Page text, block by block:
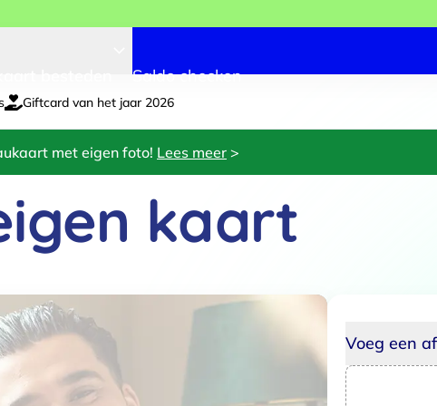
Saldo checken
Giftcard van het jaar 2026
met eigen foto! Lees meer >
kaart
3 Eigen ontwerp 4 Kies je cadeaubedrag
Voeg een